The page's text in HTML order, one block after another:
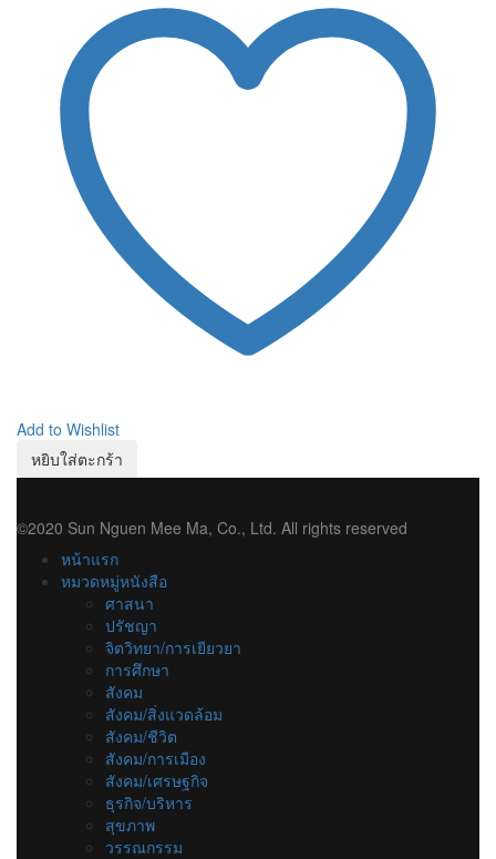
Add to Wishlist
หยิบใส่ตะกร้า
©2020 Sun Nguen Mee Ma, Co., Ltd. All rights reserved
หน้าแรก
หมวดหมู่หนังสือ
ศาสนา
ปรัชญา
จิตวิทยา/การเยียวยา
การศึกษา
สังคม
สังคม/สิ่งแวดล้อม
สังคม/ชีวิต
สังคม/การเมือง
สังคม/เศรษฐกิจ
ธุรกิจ/บริหาร
สุขภาพ
วรรณกรรม